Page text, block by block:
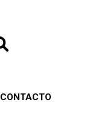
CONTACTO